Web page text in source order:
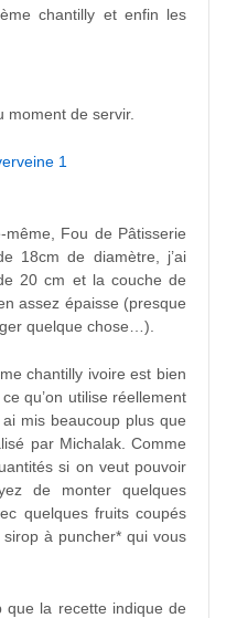
chantilly et enfin les
moment de servir.
Fou de Pâtisserie
18cm de diamètre, j’ai
20 cm et la couche de
assez épaisse (presque
quelque chose…).
chantilly ivoire est bien
qu’on utilise réellement
mis beaucoup plus que
par Michalak. Comme
si on veut pouvoir
de monter quelques
quelques fruits coupés
à puncher* qui vous
la recette indique de